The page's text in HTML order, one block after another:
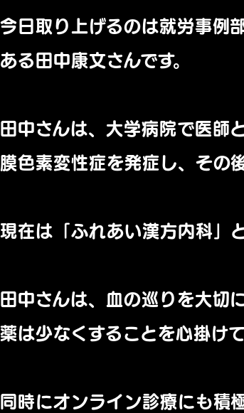
今日取り上げるのは就労事例
ある田中康文さんです。
田中さんは、大学病院で医師
膜色素変性症を発症し、その
現在は「ふれあい漢方内科」
田中さんは、血の巡りを大切
薬は少なくすることを心掛けて
同時にオンライン診療にも積